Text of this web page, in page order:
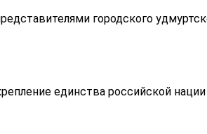
городского
единства российской